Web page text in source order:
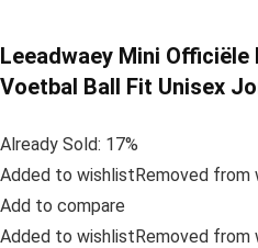
Leeadwaey Mini
Voetbal Ball Fit Unisex
Already Sold: 17%
Added to wishlistRemoved from
Add to compare
Added to wishlistRemoved from